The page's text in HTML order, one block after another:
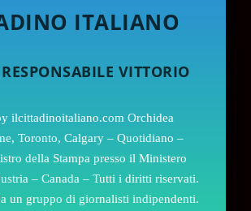
ITALIANO
VITTORIO
ilcittadinoitaliano.com Orchidea
Toronto, Calgary – Quotidiano –
della Stampa presso il Ministero
– Canada – Tutti i diritti riservati.
un gruppo di giornalisti indipendenti.